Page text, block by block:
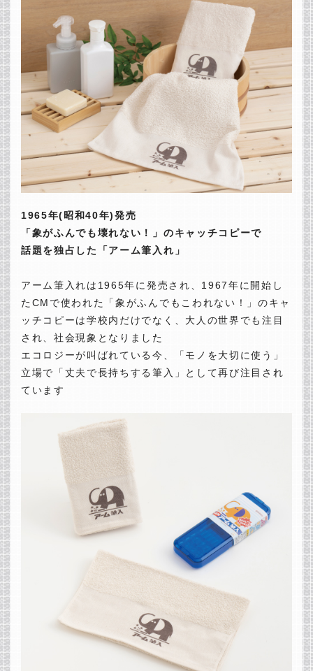
1965年(昭和40年)発売
「象がふんでも壊れない！」のキャッチコピーで
話題を独占した「アーム筆入れ」
アーム筆入れは1965年に発売され、1967年に開始し
たCMで使われた「象がふんでもこわれない！」のキャ
ッチコピーは学校内だけでなく、大人の世界でも注目
され、社会現象となりました
エコロジーが叫ばれている今、「モノを大切に使う」
立場で「丈夫で長持ちする筆入」として再び注目され
ています